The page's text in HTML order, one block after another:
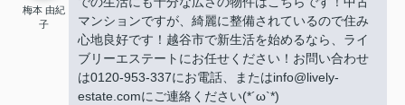
梅本 由紀
子
マンションですが、綺麗に整備されているので住み
心地良好です！越谷市で新生活を始めるなら、ライ
ブリーエステートにお任せください！お問い合わせ
は0120-953-337にお電話、またはinfo@lively-
estate.comにご連絡ください(*´ω`*)